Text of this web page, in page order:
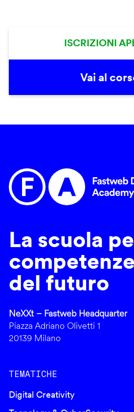
ISCRIZIONI
Vai al
La scuola
del futuro
NeXXt – Fastweb Headquarter
Piazza Adriano Olivetti 1
20139 Milano
TEMATICHE
Digital Creativity